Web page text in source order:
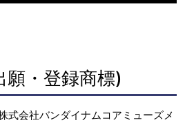
願・登録商標)
式会社バンダイナムコアミューズメ